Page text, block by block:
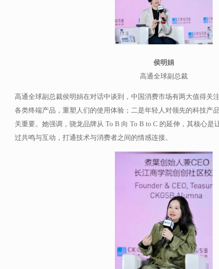
侯明娟
高通全球副总裁
高通全球副总裁侯明娟在对话中谈到，中国消费市场有两大值得关
各类终端产品，重塑人们的使用体验；二是年轻人对领先的科技产
关重要。她强调，骁龙品牌从 To B 向 To B to C 的延伸，其核心是
过共鸣与互动，打通技术与消费者之间的情感连接。